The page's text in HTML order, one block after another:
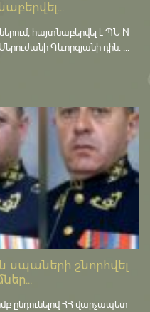
հայտնաբերվել է ՊՆ N
Գևորգյանի դին. ...
շնորհվել
ընդունելով ՀՀ վարչապետ